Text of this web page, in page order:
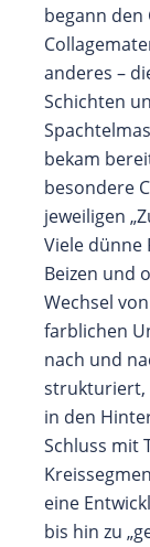
begann
anderes –
Schichten
bekam
besondere
jeweiligen
Viele dünne
Beizen und
Wechsel
farblichen
nach und
strukturiert,
in den
Schluss mit
eine
bis hin zu